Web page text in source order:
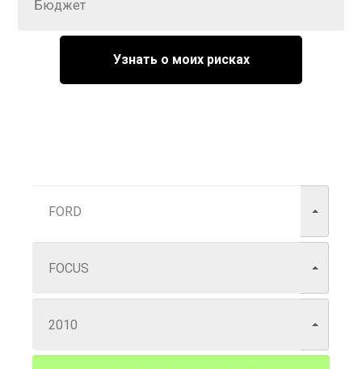
Узнать о моих рисках